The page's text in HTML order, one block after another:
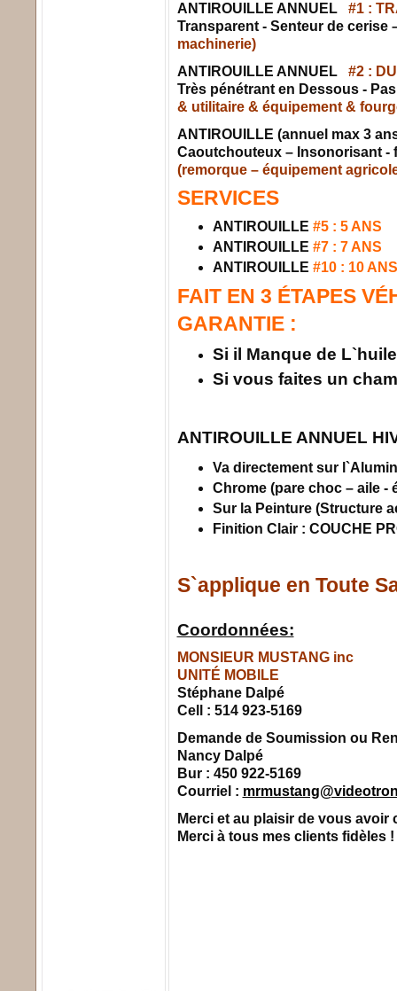
ANTIROUILLE ANNUEL #1 :
Transparent - Senteur de cerise
machinerie)
ANTIROUILLE ANNUEL #2 :
Très pénétrant en Dessous -
& utilitaire & équipement &
ANTIROUILLE (annuel max 3
Caoutchouteux – Insonorisant -
(remorque – équipement
SERVICES
ANTIROUILLE #5 : 5 ANS
ANTIROUILLE #7 : 7 ANS
ANTIROUILLE #10 : 10 ANS
FAIT EN 3 ÉTAPES
GARANTIE :
Si il Manque de
Si vous faites un
ANTIROUILLE ANNUEL
Va directement sur
Chrome (pare choc – aile -
Sur la Peinture (Structure
Finition Clair : COUCHE
S`applique en Toute
Coordonnées:
MONSIEUR MUSTANG inc
UNITÉ MOBILE
Stéphane Dalpé
Cell : 514 923-5169
Demande de Soumission ou
Nancy Dalpé
Bur : 450 922-5169
Courriel :
Merci et au plaisir de vous avoir
Merci à tous mes clients fidèles !